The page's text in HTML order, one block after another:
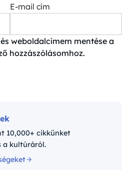
E-mail cím
weboldalcímem mentése a
hozzászólásomhoz.
10,000+ cikkünket
a kultúráról.